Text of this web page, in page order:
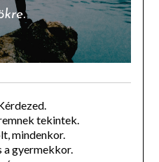
tekintek.
mindenkor.
a gyermekkor.